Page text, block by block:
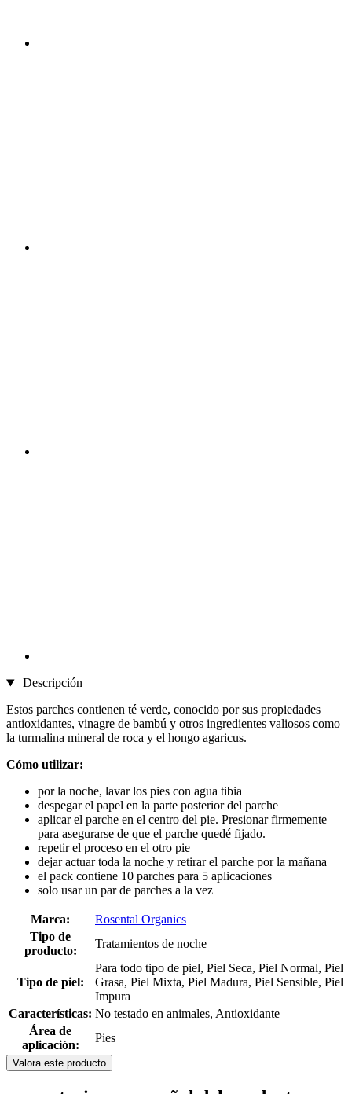
Descripción
Estos parches contienen té verde, conocido por sus propiedades
antioxidantes, vinagre de bambú y otros ingredientes valiosos como
la turmalina mineral de roca y el hongo agaricus.
Cómo utilizar:
por la noche, lavar los pies con agua tibia
despegar el papel en la parte posterior del parche
aplicar el parche en el centro del pie. Presionar firmemente
para asegurarse de que el parche quedé fijado.
repetir el proceso en el otro pie
dejar actuar toda la noche y retirar el parche por la mañana
el pack contiene 10 parches para 5 aplicaciones
solo usar un par de parches a la vez
Marca:
Rosental Organics
Tipo de
producto:
Tratamientos de noche
Tipo de piel:
Para todo tipo de piel, Piel Seca, Piel Normal, Piel
Grasa, Piel Mixta, Piel Madura, Piel Sensible, Piel
Impura
Características: No testado en animales, Antioxidante
Área de
aplicación:
Pies
Valora este producto